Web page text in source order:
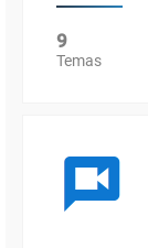
9
Temas